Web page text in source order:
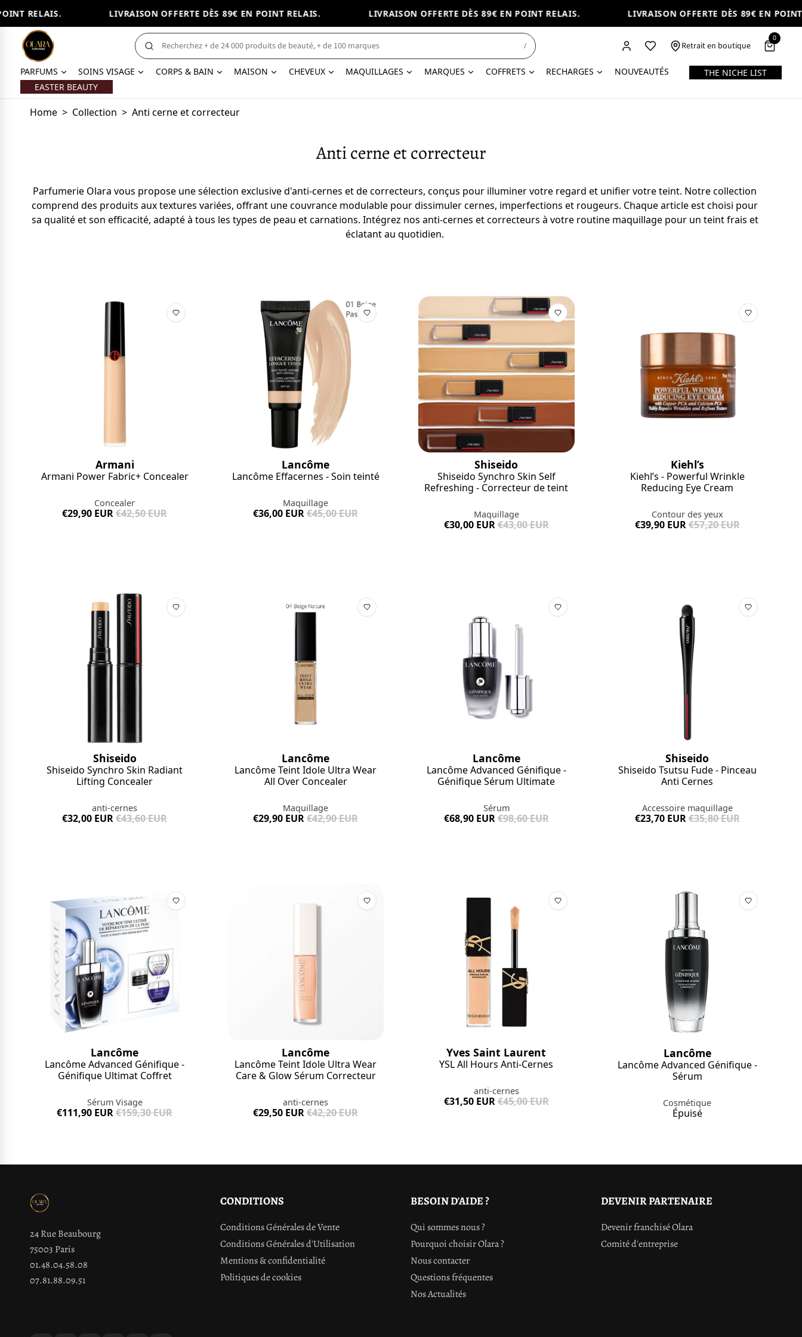
RELAIS. LIVRAISON OFFERTE DÈS 89€ EN POINT RELAIS. LIVRAISON OFFERTE DÈS 89€ EN POINT RELAIS. LIVRAISON OFFERTE DÈS 89€ EN POINT
/ Retrait en boutique
0
PARFUMS SOINS VISAGE CORPS & BAIN MAISON CHEVEUX MAQUILLAGES MARQUES COFFRETS RECHARGES NOUVEAUTÉS
THE NICHE LIST
EASTER BEAUTY
Home > Collection > Anti cerne et correcteur
Anti cerne et correcteur
Parfumerie Olara vous propose une sélection exclusive d'anti-cernes et de correcteurs, conçus pour illuminer votre regard et unifier votre teint. Notre collection
comprend des produits aux textures variées, offrant une couvrance modulable pour dissimuler cernes, imperfections et rougeurs. Chaque article est choisi pour
sa qualité et son efficacité, adapté à tous les types de peau et carnations. Intégrez nos anti-cernes et correcteurs à votre routine maquillage pour un teint frais et
éclatant au quotidien.
Armani
Armani Power Fabric+ Concealer
Concealer
€29,90 EUR €42,50 EUR
Lancôme
Lancôme Effacernes - Soin teinté
Maquillage
€36,00 EUR€45,00 EUR
Shiseido
Shiseido Synchro Skin Self
Refreshing - Correcteur de teint
Maquillage
€30,00 EUR€43,00 EUR
Kiehl’s
Kiehl’s - Powerful Wrinkle
Reducing Eye Cream
Contour des yeux
€39,90 EUR€57,20 EUR
Shiseido
Shiseido Synchro Skin Radiant
Lifting Concealer
anti-cernes
€32,00 EUR €43,60 EUR
Lancôme
Lancôme Teint Idole Ultra Wear
All Over Concealer
Maquillage
€29,90 EUR€42,90 EUR
Lancôme
Lancôme Advanced Génifique -
Génifique Sérum Ultimate
Sérum
€68,90 EUR€98,60 EUR
Shiseido
Shiseido Tsutsu Fude - Pinceau
Anti Cernes
Accessoire maquillage
€23,70 EUR€35,80 EUR
Lancôme
Lancôme Advanced Génifique -
Génifique Ultimat Coffret
Sérum Visage
€111,90 EUR €159,30 EUR
Lancôme
Lancôme Teint Idole Ultra Wear
Care & Glow Sérum Correcteur
anti-cernes
€29,50 EUR€42,20 EUR
Yves Saint Laurent
YSL All Hours Anti-Cernes
anti-cernes
€31,50 EUR€45,00 EUR
Lancôme
Lancôme Advanced Génifique -
Sérum
Cosmétique
Épuisé
24 Rue Beaubourg
75003 Paris
01.48.04.58.08
07.81.88.09.51
CONDITIONS
Conditions Générales de Vente
Conditions Générales d'Utilisation
Mentions & confidentialité
Politiques de cookies
BESOIN D'AIDE ?
Qui sommes nous ?
Pourquoi choisir Olara ?
Nous contacter
Questions fréquentes
Nos Actualités
DEVENIR PARTENAIRE
Devenir franchisé Olara
Comité d'entreprise